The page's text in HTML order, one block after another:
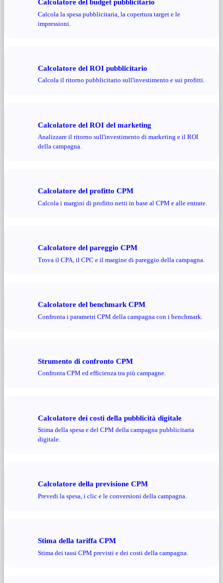
Calcolatore del budget pubblicitario
Calcola la spesa pubblicitaria, la copertura target e le
impressioni.
Calcolatore del ROI pubblicitario
Calcola il ritorno pubblicitario sull'investimento e sui profitti.
Calcolatore del ROI del marketing
Analizzare il ritorno sull'investimento di marketing e il ROI
della campagna.
Calcolatore del profitto CPM
Calcola i margini di profitto netti in base al CPM e alle entrate.
Calcolatore del pareggio CPM
Trova il CPA, il CPC e il margine di pareggio della campagna.
Calcolatore del benchmark CPM
Confronta i parametri CPM della campagna con i benchmark.
Strumento di confronto CPM
Confronta CPM ed efficienza tra più campagne.
Calcolatore dei costi della pubblicità digitale
Stima della spesa e del CPM della campagna pubblicitaria
digitale.
Calcolatore della previsione CPM
Prevedi la spesa, i clic e le conversioni della campagna.
Stima della tariffa CPM
Stima dei tassi CPM previsti e dei costi della campagna.